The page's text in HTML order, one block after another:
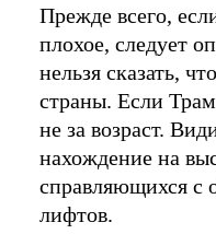
Прежде всего,
плохое, следует
нельзя сказать,
страны. Если
не за возраст.
нахождение на
справляющихся с
лифтов.